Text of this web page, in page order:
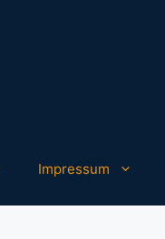
Impressum